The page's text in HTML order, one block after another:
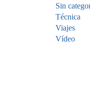
Sin
Técnica
Viajes
Vídeo